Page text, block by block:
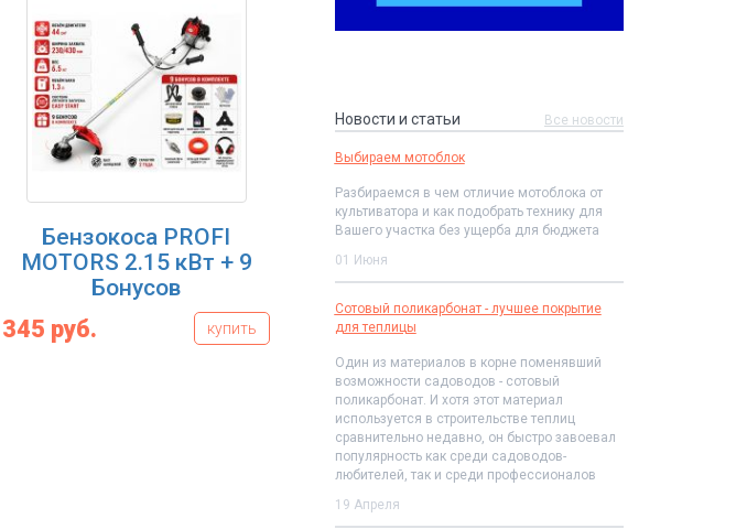
Бензокоса PROFI
MOTORS 2.15 кВт + 9
Бонусов
345 руб. купить
Новости и статьи Все новости
Выбираем мотоблок
Разбираемся в чем отличие мотоблока от
культиватора и как подобрать технику для
Вашего участка без ущерба для бюджета
01 Июня
Сотовый поликарбонат - лучшее покрытие
для теплицы
Один из материалов в корне поменявший
возможности садоводов - сотовый
поликарбонат. И хотя этот материал
используется в строительстве теплиц
сравнительно недавно, он быстро завоевал
популярность как среди садоводов-
любителей, так и среди профессионалов
19 Апреля